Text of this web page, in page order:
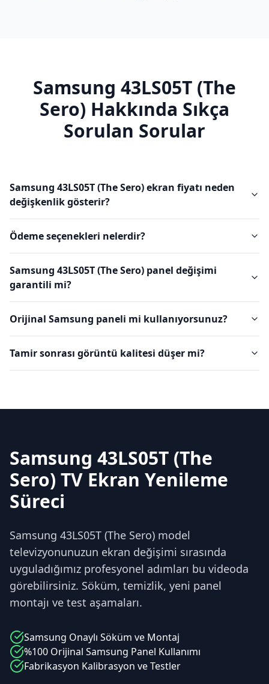
Samsung 43LS05T (The
Sero) Hakkında Sıkça
Sorulan Sorular
Samsung 43LS05T (The Sero) ekran fiyatı neden
değişkenlik gösterir?
Ödeme seçenekleri nelerdir?
Samsung 43LS05T (The Sero) panel değişimi
garantili mi?
Orijinal Samsung paneli mi kullanıyorsunuz?
Tamir sonrası görüntü kalitesi düşer mi?
Samsung 43LS05T (The
Sero) TV Ekran Yenileme
Süreci
Samsung 43LS05T (The Sero) model
televizyonunuzun ekran değişimi sırasında
uyguladığımız profesyonel adımları bu videoda
görebilirsiniz. Söküm, temizlik, yeni panel
montajı ve test aşamaları.
Samsung Onaylı Söküm ve Montaj
%100 Orijinal Samsung Panel Kullanımı
Fabrikasyon Kalibrasyon ve Testler